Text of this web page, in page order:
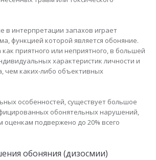
в интерпретации запахов играет
функцией которой является обоняние.
приятного или неприятного, в большей
характеристик личности и
чем каких-либо объективных
особенностей, существует большое
обонятельных нарушений,
подвержено до 20% всего
обоняния (дизосмии)